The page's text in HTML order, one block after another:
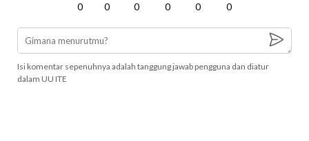
0 0 0 0 0 0
Isi komentar sepenuhnya adalah tanggung jawab pengguna dan diatur
dalam UU ITE